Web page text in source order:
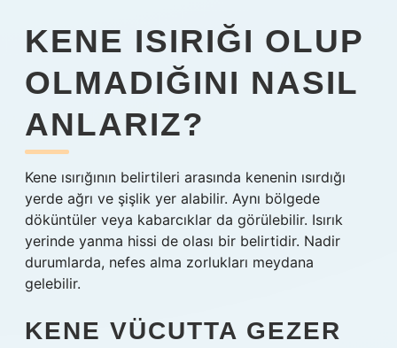
KENE ISIRIĞI OLUP
OLMADIĞINI NASIL
ANLARIZ?
Kene ısırığının belirtileri arasında kenenin ısırdığı
yerde ağrı ve şişlik yer alabilir. Aynı bölgede
döküntüler veya kabarcıklar da görülebilir. Isırık
yerinde yanma hissi de olası bir belirtidir. Nadir
durumlarda, nefes alma zorlukları meydana
gelebilir.
KENE VÜCUTTA GEZER